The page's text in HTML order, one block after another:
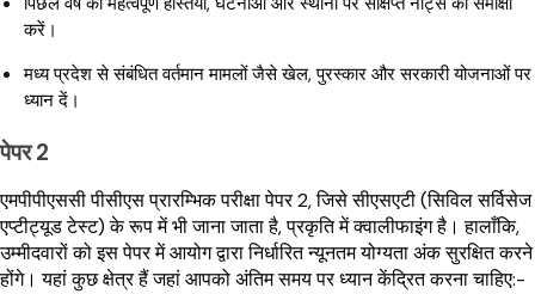
करें।
मध्य प्रदेश से संबंधित वर्तमान मामलों जैसे खेल, पुरस्कार और सरकारी योजनाओं पर
ध्यान दें।
पेपर 2
एमपीपीएससी पीसीएस प्रारम्भिक परीक्षा पेपर 2, जिसे सीएसएटी (सिविल सर्विसेज
एप्टीट्यूड टेस्ट) के रूप में भी जाना जाता है, प्रकृति में क्वालीफाइंग है। हालाँकि,
उम्मीदवारों को इस पेपर में आयोग द्वारा निर्धारित न्यूनतम योग्यता अंक सुरक्षित करने
होंगे। यहां कुछ क्षेत्र हैं जहां आपको अंतिम समय पर ध्यान केंद्रित करना चाहिए:-